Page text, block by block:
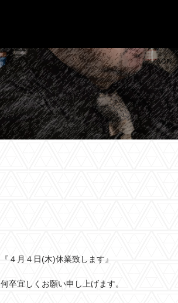
『４月４日(木)休業致します』
何卒宜しくお願い申し上げます。